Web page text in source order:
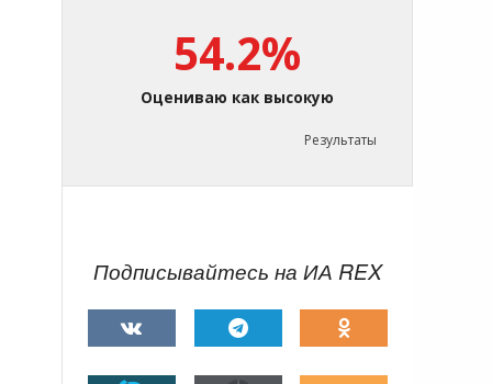
54.2%
Оцениваю как высокую
Результаты
Подписывайтесь на ИА REX